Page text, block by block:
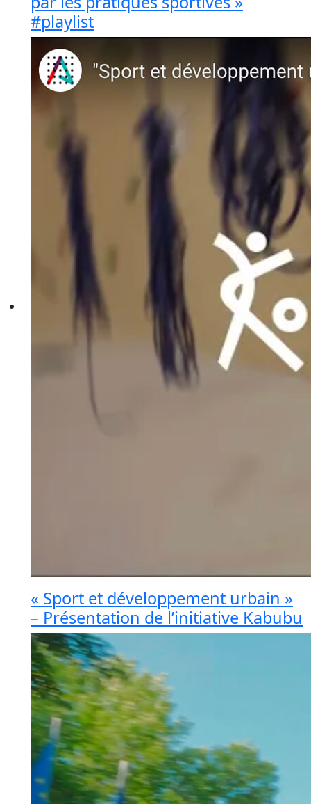
#playlist
« Sport et développement urbain »
– Présentation de l’initiative Kabubu